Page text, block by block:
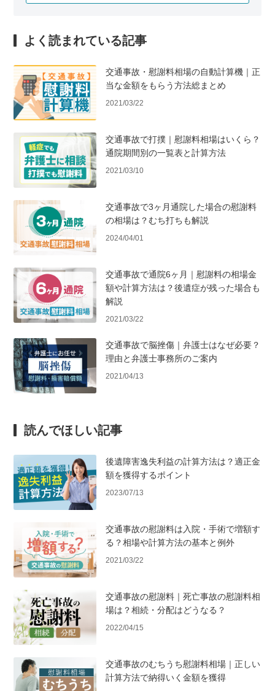
よく読まれている記事
交通事故・慰謝料相場の自動計算機｜正
当な金額をもらう方法総まとめ
2021/03/22
交通事故で打撲｜慰謝料相場はいくら？
通院期間別の一覧表と計算方法
2021/03/10
交通事故で3ヶ月通院した場合の慰謝料
の相場は？むち打ちも解説
2024/04/01
交通事故で通院6ヶ月｜慰謝料の相場金
額や計算方法は？後遺症が残った場合も
解説
2021/03/22
交通事故で脳挫傷｜弁護士はなぜ必要？
理由と弁護士事務所のご案内
2021/04/13
読んでほしい記事
後遺障害逸失利益の計算方法は？適正金
額を獲得するポイント
2023/07/13
交通事故の慰謝料は入院・手術で増額す
る？相場や計算方法の基本と例外
2021/03/22
交通事故の慰謝料｜死亡事故の慰謝料相
場は？相続・分配はどうなる？
2022/04/15
交通事故のむちうち慰謝料相場｜正しい
計算方法で納得いく金額を獲得